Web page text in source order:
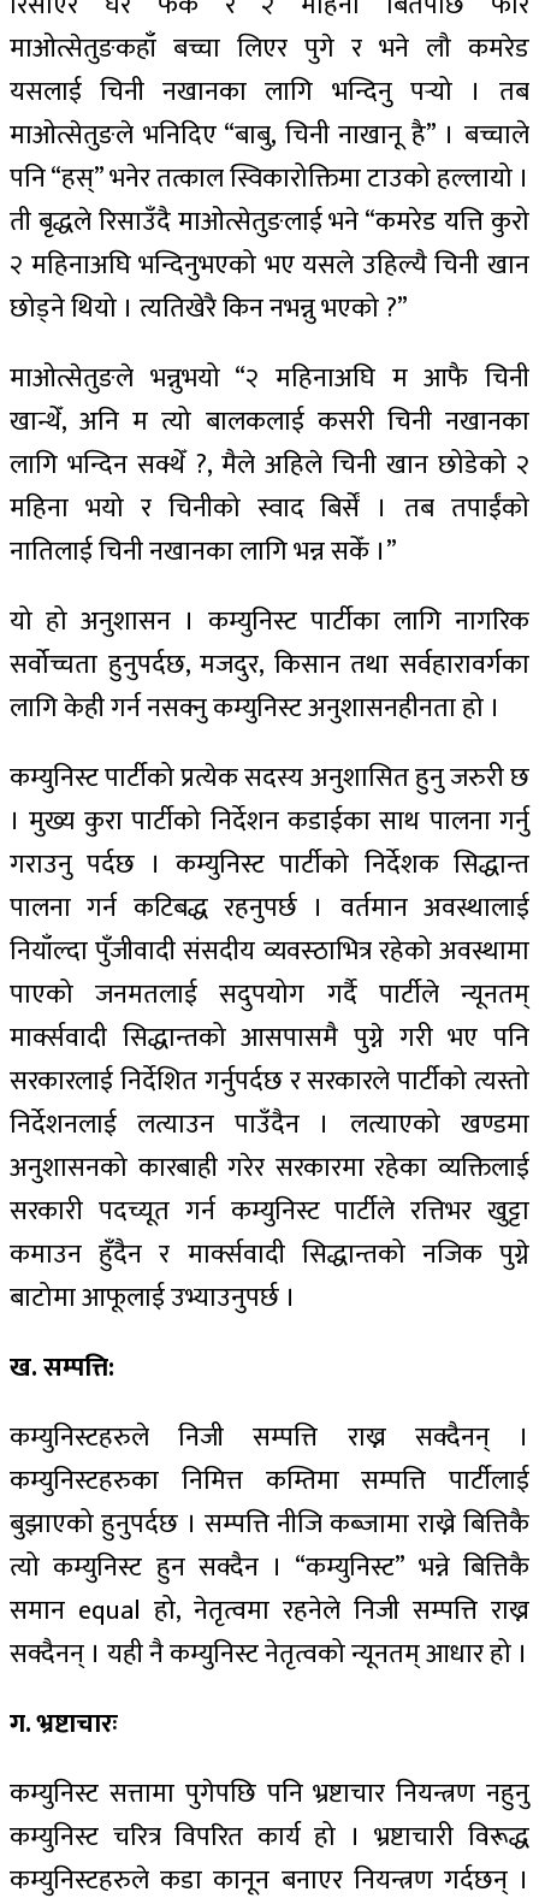
माओत्सेतुङकहाँ बच्चा लिएर पुगे र भने लौ कमरेड
यसलाई चिनी नखानका लागि भन्दिनु पर्‍यो । तब
माओत्सेतुङले भनिदिए “बाबु, चिनी नाखानू है” । बच्चाले
पनि “हस्” भनेर तत्काल स्विकारोक्तिमा टाउको हल्लायो ।
ती बृद्धले रिसाउँदै माओत्सेतुङलाई भने “कमरेड यत्ति कुरो
२ महिनाअघि भन्दिनुभएको भए यसले उहिल्यै चिनी खान
छोड्ने थियो । त्यतिखेरै किन नभन्नु भएको ?”
माओत्सेतुङले भन्नुभयो “२ महिनाअघि म आफै चिनी
खान्थेँ, अनि म त्यो बालकलाई कसरी चिनी नखानका
लागि भन्दिन सक्थेँ ?, मैले अहिले चिनी खान छोडेको २
महिना भयो र चिनीको स्वाद बिर्सें । तब तपाईंको
नातिलाई चिनी नखानका लागि भन्न सकेँ ।”
यो हो अनुशासन । कम्युनिस्ट पार्टीका लागि नागरिक
सर्वोच्चता हुनुपर्दछ, मजदुर, किसान तथा सर्वहारावर्गका
लागि केही गर्न नसक्नु कम्युनिस्ट अनुशासनहीनता हो ।
कम्युनिस्ट पार्टीको प्रत्येक सदस्य अनुशासित हुनु जरुरी छ
। मुख्य कुरा पार्टीको निर्देशन कडाईका साथ पालना गर्नु
गराउनु पर्दछ । कम्युनिस्ट पार्टीको निर्देशक सिद्धान्त
पालना गर्न कटिबद्ध रहनुपर्छ । वर्तमान अवस्थालाई
नियाँल्दा पुँजीवादी संसदीय व्यवस्ठाभित्र रहेको अवस्थामा
पाएको जनमतलाई सदुपयोग गर्दै पार्टीले न्यूनतम्
मार्क्सवादी सिद्धान्तको आसपासमै पुग्ने गरी भए पनि
सरकारलाई निर्देशित गर्नुपर्दछ र सरकारले पार्टीको त्यस्तो
निर्देशनलाई लत्याउन पाउँदैन । लत्याएको खण्डमा
अनुशासनको कारबाही गरेर सरकारमा रहेका व्यक्तिलाई
सरकारी पदच्यूत गर्न कम्युनिस्ट पार्टीले रत्तिभर खुट्टा
कमाउन हुँदैन र मार्क्सवादी सिद्धान्तको नजिक पुग्ने
बाटोमा आफूलाई उभ्याउनुपर्छ ।
ख. सम्पत्ति:
कम्युनिस्टहरुले निजी सम्पत्ति राख्न सक्दैनन् ।
कम्युनिस्टहरुका निमित्त कम्तिमा सम्पत्ति पार्टीलाई
बुझाएको हुनुपर्दछ । सम्पत्ति नीजि कब्जामा राख्ने बित्तिकै
त्यो कम्युनिस्ट हुन सक्दैन । “कम्युनिस्ट” भन्ने बित्तिकै
समान equal हो, नेतृत्वमा रहनेले निजी सम्पत्ति राख्न
सक्दैनन् । यही नै कम्युनिस्ट नेतृत्वको न्यूनतम् आधार हो ।
ग. भ्रष्टाचारः
कम्युनिस्ट सत्तामा पुगेपछि पनि भ्रष्टाचार नियन्त्रण नहुनु
कम्युनिस्ट चरित्र विपरित कार्य हो । भ्रष्टाचारी विरूद्ध
कम्युनिस्टहरुले कडा कानून बनाएर नियन्त्रण गर्दछन् ।